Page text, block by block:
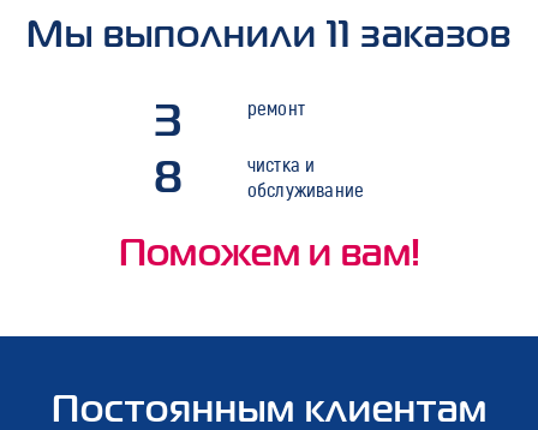
Мы выполнили 11 заказов
3 ремонт
8
чистка и
обслуживание
Поможем и вам!
Постоянным клиентам